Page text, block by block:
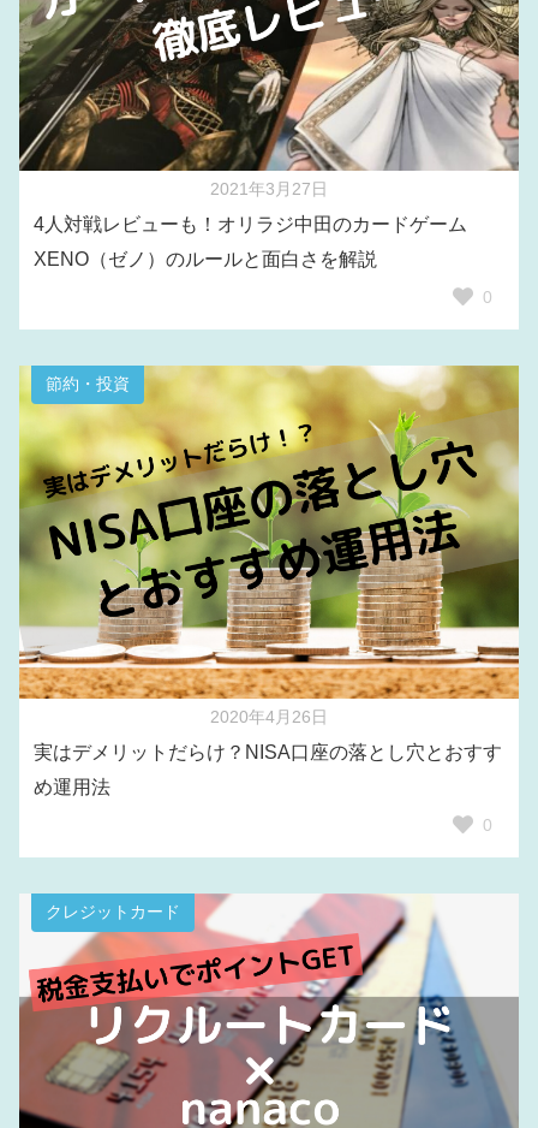
2021年3月27日
4人対戦レビューも！オリラジ中田のカードゲーム
XENO（ゼノ）のルールと面白さを解説
0
節約・投資
2020年4月26日
実はデメリットだらけ？NISA口座の落とし穴とおすす
め運用法
0
クレジットカード